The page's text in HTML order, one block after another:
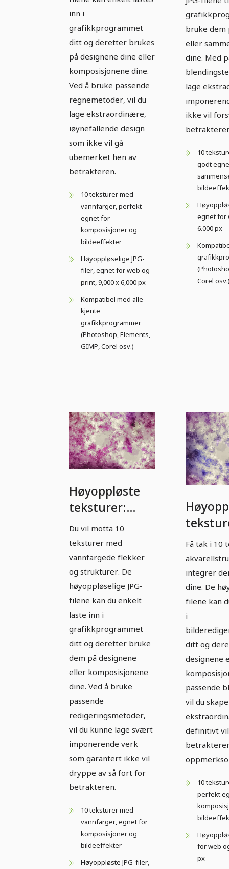
inn i
grafikkprogrammet
ditt og deretter brukes
på designene dine eller
komposisjonene dine.
Ved å bruke passende
regnemetoder, vil du
lage ekstraordinære,
iøynefallende design
som ikke vil gå
ubemerket hen av
betrakteren.
10 teksturer med
vannfarger, perfekt
egnet for
komposisjoner og
bildeeffekter
Høyoppløselige JPG-
filer, egnet for web og
print, 9,000 x 6,000 px
Kompatibel med alle
kjente
grafikkprogrammer
(Photoshop, Elements,
GIMP, Corel osv.)
bruke dem
eller
dine. Med
lage
ikke vil
10
godt
egnet for
6.000 px
Corel
Høyoppløste
teksturer:
Akvarell -
versjon 7
Du vil motta 10
teksturer med
vannfargede flekker
og strukturer. De
høyoppløselige JPG-
filene kan du enkelt
laste inn i
grafikkprogrammet
ditt og deretter bruke
dem på designene
eller komposisjonene
dine. Ved å bruke
passende
redigeringsmetoder,
vil du kunne lage svært
imponerende verk
som garantert ikke vil
dryppe av så fort for
betrakteren.
10 teksturer med
vannfarger, egnet for
komposisjoner og
bildeeffekter
Høyoppløste JPG-filer,
Få tak i 10
integrer
dine. De
filene kan
i
ditt og
designene
passende
vil du
definitivt
10
perfekt
for web
px